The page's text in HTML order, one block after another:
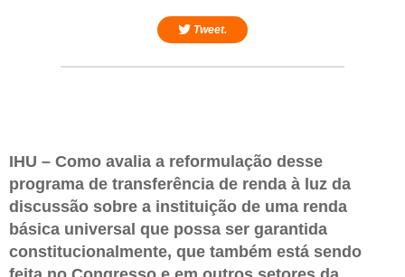
Tweet.
IHU – Como avalia a reformulação desse
programa de transferência de renda à luz da
discussão sobre a instituição de uma renda
básica universal que possa ser garantida
constitucionalmente, que também está sendo